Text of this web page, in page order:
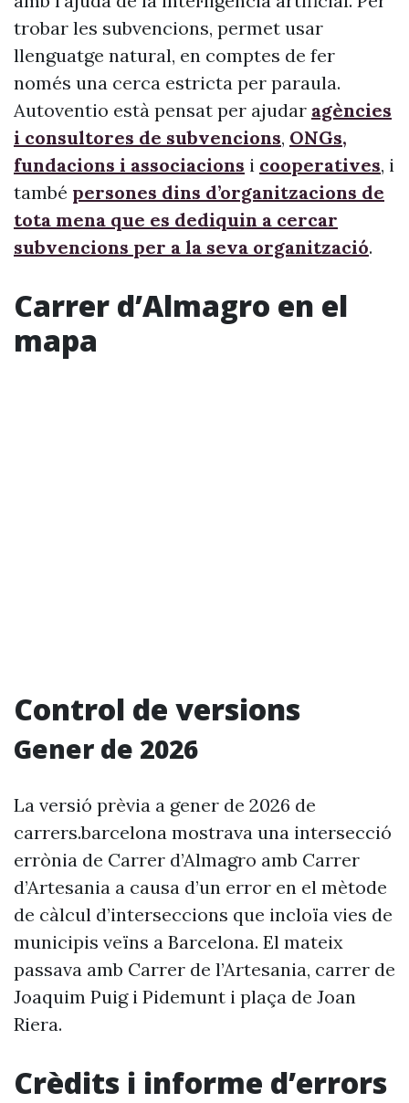
trobar les subvencions, permet usar
llenguatge natural, en comptes de fer
només una cerca estricta per paraula.
Autoventio està pensat per ajudar agències
i consultores de subvencions, ONGs,
fundacions i associacions i cooperatives, i
també persones dins d’organitzacions de
tota mena que es dediquin a cercar
subvencions per a la seva organització.
Carrer d’Almagro en el
mapa
Control de versions
Gener de 2026
La versió prèvia a gener de 2026 de
carrers.barcelona mostrava una intersecció
errònia de Carrer d’Almagro amb Carrer
d’Artesania a causa d’un error en el mètode
de càlcul d’interseccions que incloïa vies de
municipis veïns a Barcelona. El mateix
passava amb Carrer de l’Artesania, carrer de
Joaquim Puig i Pidemunt i plaça de Joan
Riera.
Crèdits i informe d’errors